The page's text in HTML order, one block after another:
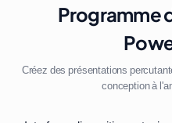
Programme
Créez des présentations
conception à